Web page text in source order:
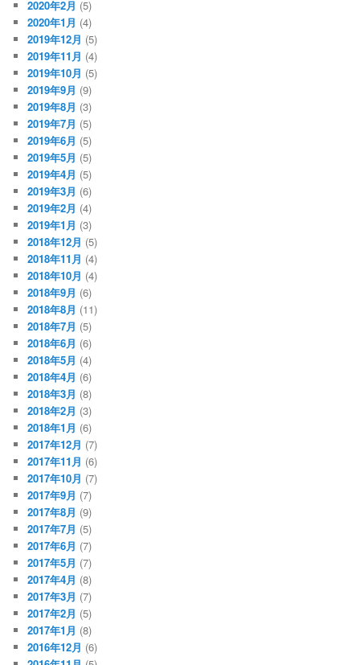
2020年2月 (5)
2020年1月 (4)
2019年12月 (5)
2019年11月 (4)
2019年10月 (5)
2019年9月 (9)
2019年8月 (3)
2019年7月 (5)
2019年6月 (5)
2019年5月 (5)
2019年4月 (5)
2019年3月 (6)
2019年2月 (4)
2019年1月 (3)
2018年12月 (5)
2018年11月 (4)
2018年10月 (4)
2018年9月 (6)
2018年8月 (11)
2018年7月 (5)
2018年6月 (6)
2018年5月 (4)
2018年4月 (6)
2018年3月 (8)
2018年2月 (3)
2018年1月 (6)
2017年12月 (7)
2017年11月 (6)
2017年10月 (7)
2017年9月 (7)
2017年8月 (9)
2017年7月 (5)
2017年6月 (7)
2017年5月 (7)
2017年4月 (8)
2017年3月 (7)
2017年2月 (5)
2017年1月 (8)
2016年12月 (6)